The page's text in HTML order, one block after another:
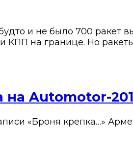
и не было 700 ракет
на границе. Но
на Automotor-
«Броня крепка…»